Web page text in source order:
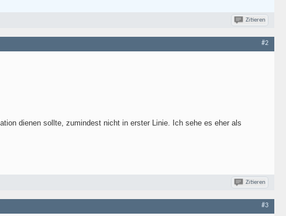
Zitieren
#2
dienen sollte, zumindest nicht in erster Linie. Ich sehe es eher als
Zitieren
#3